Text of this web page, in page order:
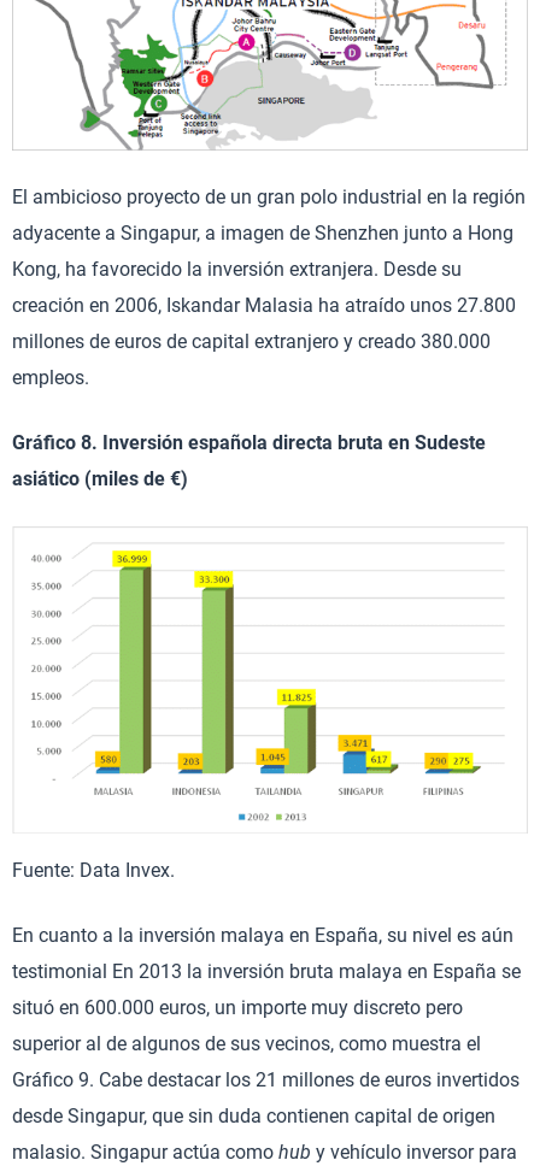
El ambicioso proyecto de un gran polo industrial en la región
adyacente a Singapur, a imagen de Shenzhen junto a Hong
Kong, ha favorecido la inversión extranjera. Desde su
creación en 2006, Iskandar Malasia ha atraído unos 27.800
millones de euros de capital extranjero y creado 380.000
empleos.
Gráfico 8. Inversión española directa bruta en Sudeste
asiático (miles de €)
Fuente: Data Invex.
En cuanto a la inversión malaya en España, su nivel es aún
testimonial En 2013 la inversión bruta malaya en España se
situó en 600.000 euros, un importe muy discreto pero
superior al de algunos de sus vecinos, como muestra el
Gráfico 9. Cabe destacar los 21 millones de euros invertidos
desde Singapur, que sin duda contienen capital de origen
malasio. Singapur actúa como hub y vehículo inversor para